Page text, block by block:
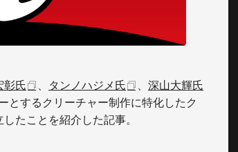
彰氏 タンノハジメ氏
深山大輝氏
とするクリーチャー制作に特化したク
したことを紹介した記事。